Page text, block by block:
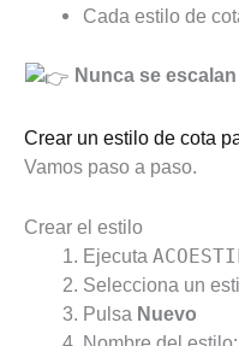
Cada estilo de
Nunca se
Crear un estilo de cota
Vamos paso a paso.
Crear el estilo
Ejecuta
Selecciona un
Pulsa Nuevo